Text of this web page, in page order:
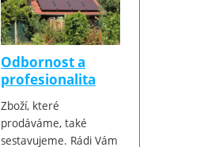
Odbornost a
profesionalita
Zboží, které
prodáváme, také
sestavujeme. Rádi Vám